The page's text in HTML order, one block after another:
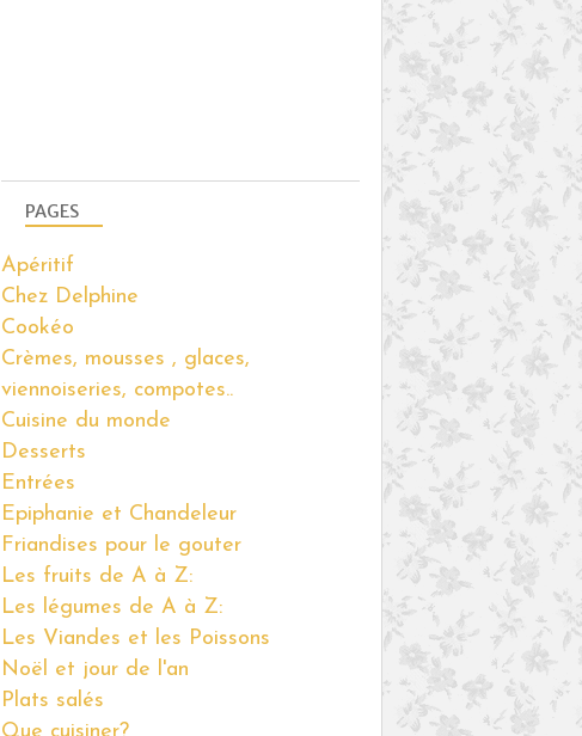
PAGES
Apéritif
Chez Delphine
Cookéo
Crèmes, mousses , glaces,
viennoiseries, compotes..
Cuisine du monde
Desserts
Entrées
Epiphanie et Chandeleur
Friandises pour le gouter
Les fruits de A à Z:
Les légumes de A à Z:
Les Viandes et les Poissons
Noël et jour de l'an
Plats salés